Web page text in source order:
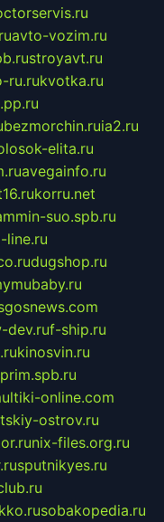
avto-vozim.ru
stroyavt.ru
ru.rukvotka.ru
bezmorchin.ruia2.ru
elita.ru
avegainfo.ru
korru.net
suo.spb.ru
line.ru
dugshop.ru
dev.ruf-ship.ru
kinosvin.ru
online.com
ostrov.ru
nix-files.org.ru
sputnikyes.ru
sobakopedia.ru